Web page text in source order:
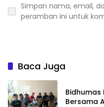
Simpan nama, email,
peramban ini untuk
Baca Juga
Bidhumas
Bersama